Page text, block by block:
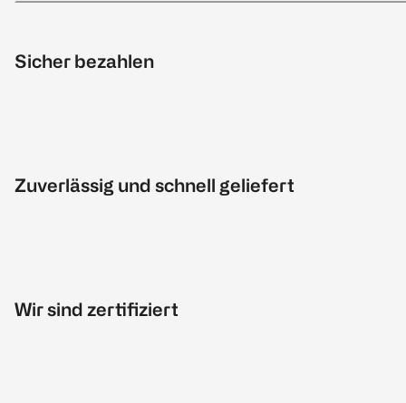
Sicher bezahlen
Zuverlässig und schnell geliefert
Wir sind zertifiziert